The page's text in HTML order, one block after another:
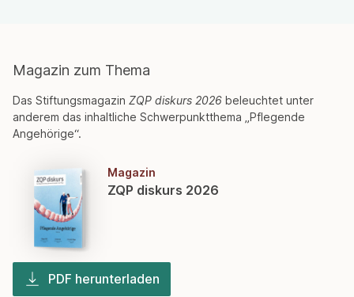
Magazin zum Thema
Das Stiftungsmagazin ZQP diskurs 2026 beleuchtet unter
anderem das inhaltliche Schwerpunktthema „Pflegende
Angehörige“.
Magazin
ZQP diskurs 2026
PDF herunterladen